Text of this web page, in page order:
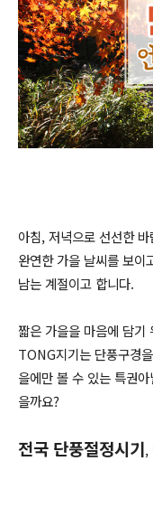
아침, 저녁으로 선선한
완연한 가을 날씨를 보이
남는 계절이고 합니다.
짧은 가을을 마음에 담기
TONG지기는 단풍구경
을에만 볼 수 있는 특권
을까요?
전국 단풍절정시기,